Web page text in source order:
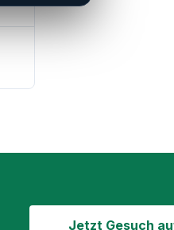
Jetzt Gesuch